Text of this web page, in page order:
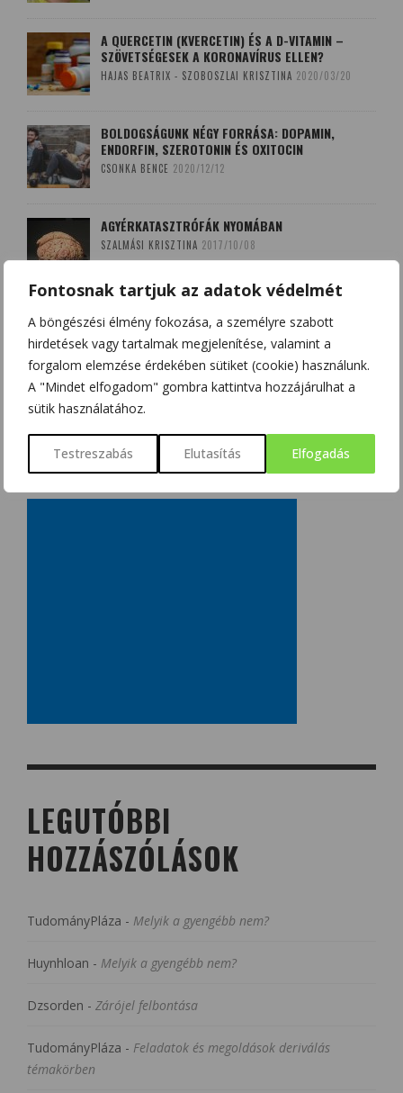
Fontosnak tartjuk az adatok védelmét
A böngészési élmény fokozása, a személyre szabott
hirdetések vagy tartalmak megjelenítése, valamint a
forgalom elemzése érdekében sütiket (cookie) használunk.
A "Mindet elfogadom" gombra kattintva hozzájárulhat a
sütik használatához.
Testreszabás Elutasítás Elfogadás
A QUERCETIN (KVERCETIN) ÉS A D-VITAMIN –
SZÖVETSÉGESEK A KORONAVÍRUS ELLEN?
HAJAS BEATRIX - SZOBOSZLAI KRISZTINA 2020/03/20
BOLDOGSÁGUNK NÉGY FORRÁSA: DOPAMIN,
ENDORFIN, SZEROTONIN ÉS OXITOCIN
CSONKA BENCE 2020/12/12
AGYÉRKATASZTRÓFÁK NYOMÁBAN
SZALMÁSI KRISZTINA 2017/10/08
A LEKOPOGÁS BABONÁJA
SZOBOSZLAI KRISZTINA 2018/03/15
LEGUTÓBBI
HOZZÁSZÓLÁSOK
TudományPláza - Melyik a gyengébb nem?
Huynhloan - Melyik a gyengébb nem?
Dzsorden - Zárójel felbontása
TudományPláza - Feladatok és megoldások deriválás
témakörben